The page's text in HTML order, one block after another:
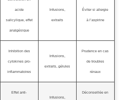
acide
salicylique, effet
analgésique
Infusions,
extraits
Éviter si allergie
à l’aspirine
Inhibition des
cytokines pro-
inflammatoires
Infusions,
extraits, gélules
Prudence en cas
de troubles
rénaux
Effet anti-
Infusions,
Déconseillée en